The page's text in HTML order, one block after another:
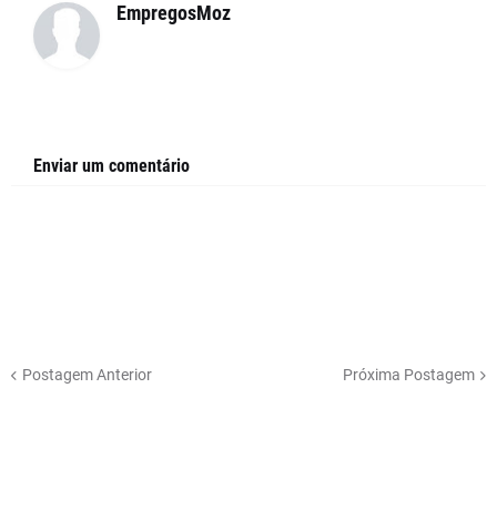
EmpregosMoz
Enviar um comentário
Postagem Anterior Próxima Postagem